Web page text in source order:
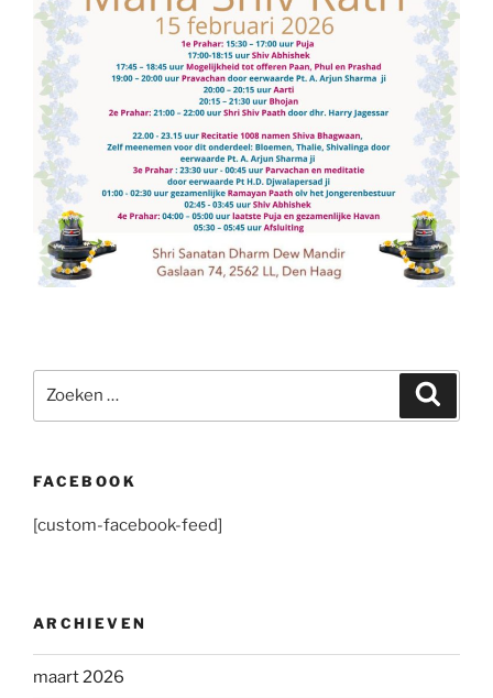
naar:
FACEBOOK
[custom-facebook-feed]
ARCHIEVEN
maart 2026